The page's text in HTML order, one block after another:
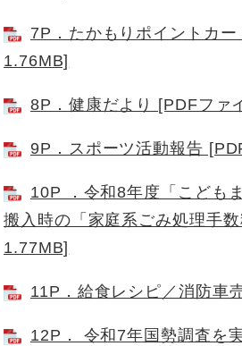
7P．たかもりポイントカ
1.76MB]
8P．健康だより [PDFファ
9P．スポーツ活動報告
10P ．令和8年度「こども
搬入時の「家庭系ごみ処理手
1.77MB]
11P．給食レシピ／消防車
12P． 令和7年国勢調査を